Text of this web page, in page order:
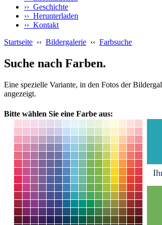
›› Geschichte
›› Herunterladen
›› Kontakt
Startseite ‹‹ Bildergalerie ‹‹ Farbsuche
Suche nach Farben.
Eine spezielle Variante, in den Fotos der
angezeigt.
Bitte wählen Sie eine Farbe aus: